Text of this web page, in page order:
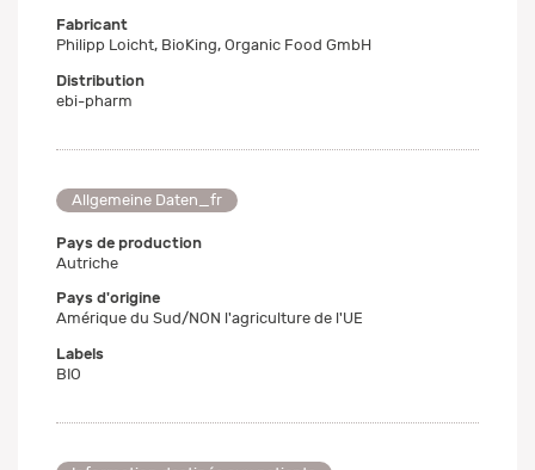
Fabricant
Philipp Loicht, BioKing, Organic Food GmbH
Distribution
ebi-pharm
Allgemeine Daten_fr
Pays de production
Autriche
Pays d'origine
Amérique du Sud/NON l'agriculture de l'UE
Labels
BIO